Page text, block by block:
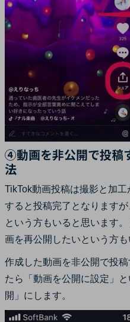
④動画を非公開で投稿
法
TikTok動画投稿は撮影と加
すると投稿完了となります
という方もいると思います
画を再公開したいという方も
作成した動画を非公開で投
たら「動画を公開に設定」
開」にします。